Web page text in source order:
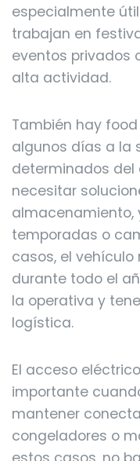
especialmente
trabajan en
eventos privados
alta actividad.
También hay
algunos días a la
determinados del
necesitar
almacenamiento,
temporadas o
casos, el
durante todo el
la operativa y
logística.
El acceso
importante
mantener
congeladores o